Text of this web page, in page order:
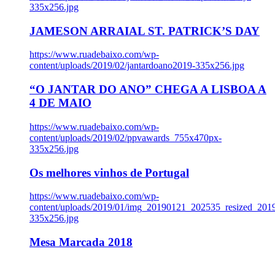
335x256.jpg
JAMESON ARRAIAL ST. PATRICK’S DAY
https://www.ruadebaixo.com/wp-
content/uploads/2019/02/jantardoano2019-335x256.jpg
“O JANTAR DO ANO” CHEGA A LISBOA A
4 DE MAIO
https://www.ruadebaixo.com/wp-
content/uploads/2019/02/ppvawards_755x470px-
335x256.jpg
Os melhores vinhos de Portugal
https://www.ruadebaixo.com/wp-
content/uploads/2019/01/
335x256.jpg
Mesa Marcada 2018